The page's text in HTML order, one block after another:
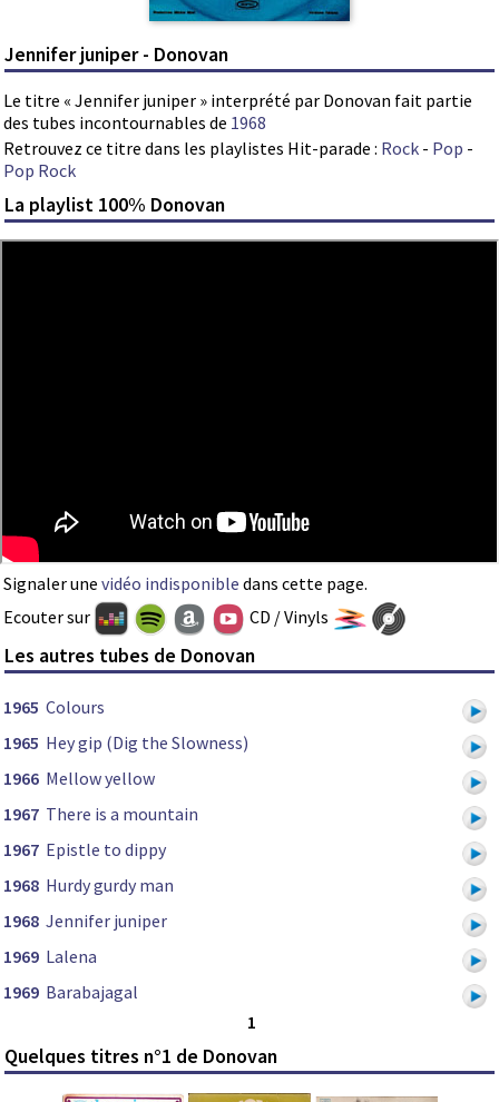
Jennifer juniper - Donovan
Le titre « Jennifer juniper » interprété par Donovan fait partie
des tubes incontournables de 1968
Retrouvez ce titre dans les playlistes Hit-parade : Rock - Pop -
Pop Rock
La playlist 100% Donovan
Signaler une vidéo indisponible dans cette page.
Ecouter sur
CD / Vinyls
Les autres tubes de Donovan
1965 Colours
1965 Hey gip (Dig the Slowness)
1966 Mellow yellow
1967 There is a mountain
1967 Epistle to dippy
1968 Hurdy gurdy man
1968 Jennifer juniper
1969 Lalena
1969 Barabajagal
1
Quelques titres n°1 de Donovan